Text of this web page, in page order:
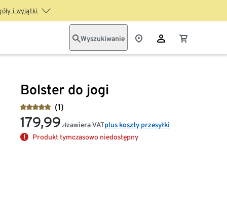
i wyjątki
Wyszukiwanie
Bolster do jogi
(1)
179,99 złzawiera VATplus koszty przesyłki
Produkt tymczasowo niedostępny